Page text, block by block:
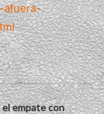
afuera-
el empate con